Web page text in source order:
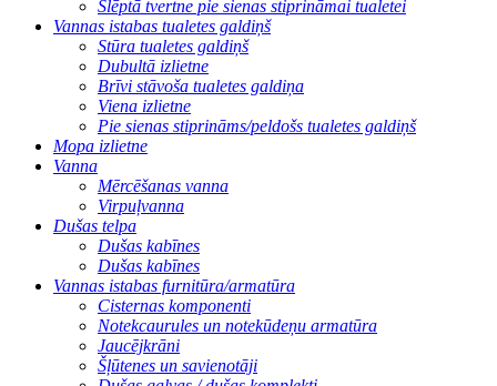
Slēptā tvertne pie sienas stiprināmai tualetei
Vannas istabas tualetes galdiņš
Stūra tualetes galdiņš
Dubultā izlietne
Brīvi stāvoša tualetes galdiņa
Viena izlietne
Pie sienas stiprināms/peldošs tualetes galdiņš
Mopa izlietne
Vanna
Mērcēšanas vanna
Virpuļvanna
Dušas telpa
Dušas kabīnes
Dušas kabīnes
Vannas istabas furnitūra/armatūra
Cisternas komponenti
Notekcaurules un notekūdeņu armatūra
Jaucējkrāni
Šļūtenes un savienotāji